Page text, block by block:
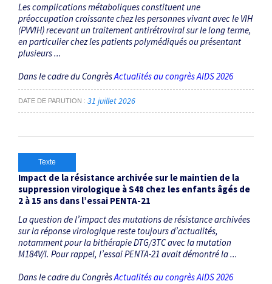
Les complications métaboliques constituent une
préoccupation croissante chez les personnes vivant avec le VIH
(PVVIH) recevant un traitement antirétroviral sur le long terme,
en particulier chez les patients polymédiqués ou présentant
plusieurs ...
Dans le cadre du CongrèsActualités au congrès AIDS 2026
DATE DE PARUTION 31 juillet 2026
Texte
Impact de la résistance archivée sur le maintien de la
suppression virologique à S48 chez les enfants âgés de
2 à 15 ans dans l’essai PENTA-21
La question de l’impact des mutations de résistance archivées
sur la réponse virologique reste toujours d’actualités,
notamment pour la bithérapie DTG/3TC avec la mutation
M184V/I. Pour rappel, l’essai PENTA-21 avait démontré la ...
Dans le cadre du CongrèsActualités au congrès AIDS 2026